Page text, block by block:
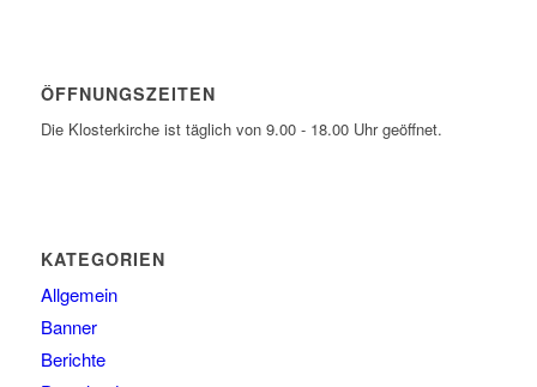
ÖFFNUNGSZEITEN
Die Klosterkirche ist täglich von 9.00 - 18.00 Uhr geöffnet.
KATEGORIEN
Allgemein
Banner
Berichte